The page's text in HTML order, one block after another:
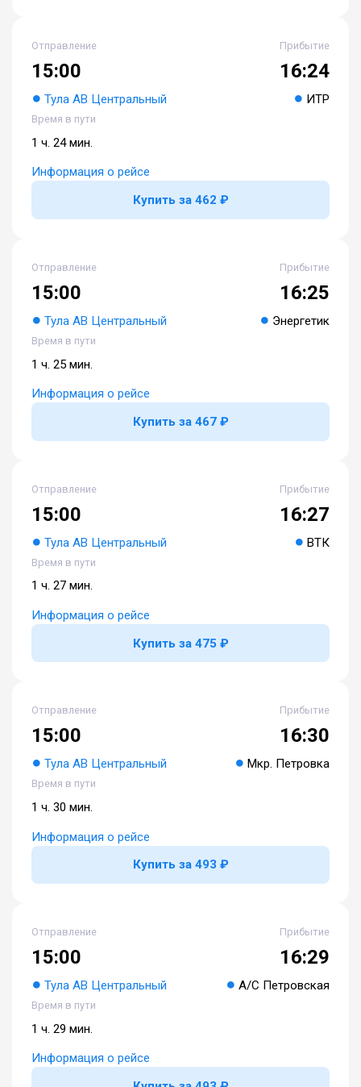
Отправление
15:00
Тула АВ Центральный
Прибытие
16:24
ИТР
Время в пути
1 ч. 24 мин.
Информация о рейсе
Купить за 462 ₽
Отправление
15:00
Тула АВ Центральный
Прибытие
16:25
Энергетик
Время в пути
1 ч. 25 мин.
Информация о рейсе
Купить за 467 ₽
Отправление
15:00
Тула АВ Центральный
Прибытие
16:27
ВТК
Время в пути
1 ч. 27 мин.
Информация о рейсе
Купить за 475 ₽
Отправление
15:00
Тула АВ Центральный
Прибытие
16:30
Мкр. Петровка
Время в пути
1 ч. 30 мин.
Информация о рейсе
Купить за 493 ₽
Отправление
15:00
Тула АВ Центральный
Прибытие
16:29
А/С Петровская
Время в пути
1 ч. 29 мин.
Информация о рейсе